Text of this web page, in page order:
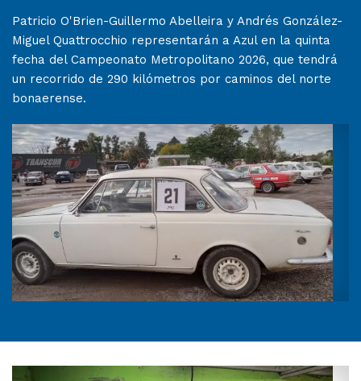
Patricio O'Brien-Guillermo Abelleira y Andrés González-
Miguel Quattrocchio representarán a Azul en la quinta
fecha del Campeonato Metropolitano 2026, que tendrá
un recorrido de 290 kilómetros por caminos del norte
bonaerense.